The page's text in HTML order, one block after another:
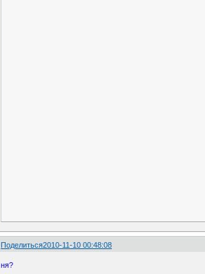
Поделиться2010-11-10 00:48:08
ня?